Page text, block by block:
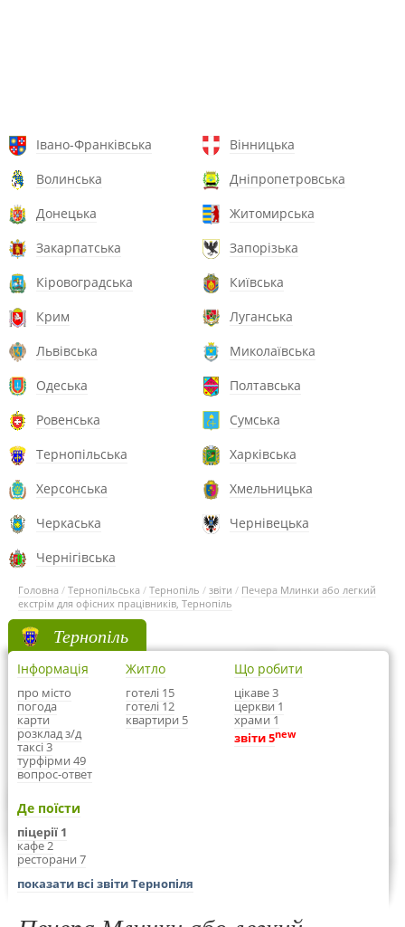
Івано-Франківська
Вінницька
Волинська
Дніпропетровська
Донецька
Житомирська
Закарпатська
Запорізька
Кіровоградська
Київська
Крим
Луганська
Львівська
Миколаївська
Одеська
Полтавська
Ровенська
Сумська
Тернопільська
Харківська
Херсонська
Хмельницька
Черкаська
Чернівецька
Чернігівська
Головна / Тернопільська / Тернопіль / звіти / Печера Млинки або легкий
екстрім для офісних працівників, Тернопіль
Тернопіль
Інформація
про місто
погода
карти
розклад з/д
таксі 3
турфірми 49
вопрос-ответ
Житло
готелі 15
готелі 12
квартири 5
Що робити
цікаве 3
церкви 1
храми 1
звіти 5new
Де поїсти
піцерії 1
кафе 2
ресторани 7
показати всі звіти Тернопіля